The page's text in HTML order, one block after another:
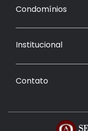
Condomínios
Institucional
Contato